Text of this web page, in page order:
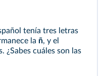
tenía tres letras
la ñ, y el
¿Sabes cuáles son las